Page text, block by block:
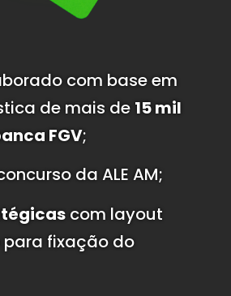
com base em
de mais de 15 mil
FGV;
da ALE AM;
com layout
fixação do